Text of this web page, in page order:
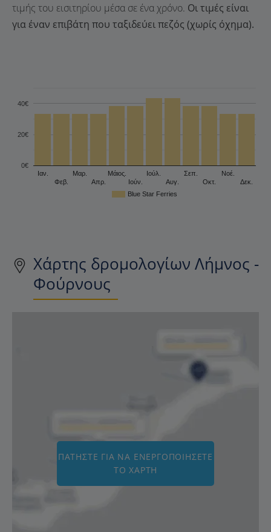
τιμής του εισιτηρίου μέσα σε ένα χρόνο. Οι τιμές είναι
για έναν επιβάτη που ταξιδεύει πεζός (χωρίς όχημα).
Blue Star Ferries
Ιαν.
Φεβ.
Μαρ.
Απρ.
Μάιος.
Ιούν.
Ιούλ.
Αυγ.
Σεπ.
Οκτ.
Νοέ.
Δεκ.
0€
20€
40€
Χάρτης δρομολογίων Λήμνος -
Φούρνους
ΠΑΤΉΣΤΕ ΓΙΑ ΝΑ ΕΝΕΡΓΟΠΟΙΉΣΕΤΕ
ΤΟ ΧΆΡΤΗ